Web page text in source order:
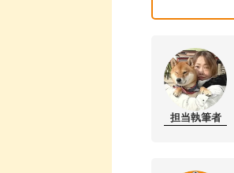
担当執筆者